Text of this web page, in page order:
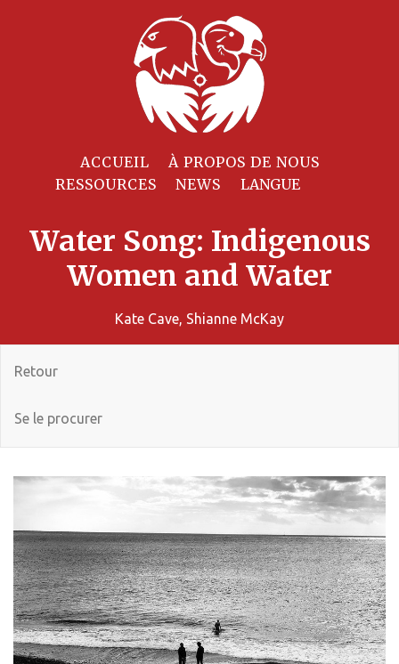
ACCUEIL
À PROPOS DE NOUS
RESSOURCES
NEWS
Water Song: Indigenous
Women and Water
Kate Cave, Shianne McKay
Retour
Se le procurer